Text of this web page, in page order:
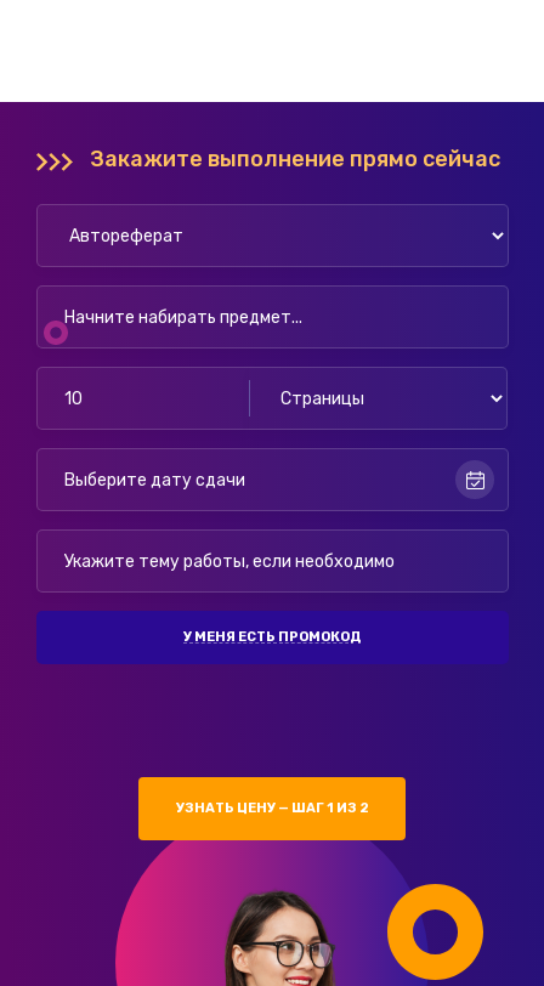
Закажите выполнение прямо сейчас
У МЕНЯ ЕСТЬ ПРОМОКОД
УЗНАТЬ ЦЕНУ — ШАГ 1 ИЗ 2